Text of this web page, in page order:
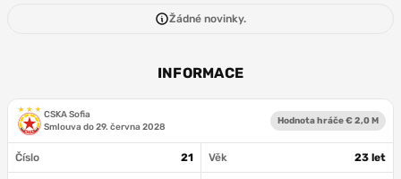
Žádné novinky.
INFORMACE
CSKA Sofia
Smlouva do29. června 2028
Hodnota hráče € 2,0 M
Číslo 21 Věk 23 let